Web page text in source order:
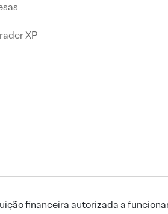
XP
financeira autorizada a